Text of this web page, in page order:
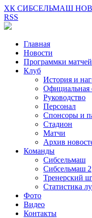
ХК СИБСЕЛЬМАШ
RSS
Главная
Новости
Программки матчей
Клуб
История и
Официальная
Руководство
Персонал
Спонсоры и
Стадион
Матчи
Архив
Команды
Сибсельмаш
Сибсельмаш 2
Тренерский
Статистика
Фото
Видео
Контакты